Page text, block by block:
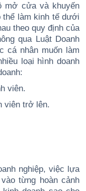
mở cửa và khuyến
thể làm kinh tế dưới
theo quy định của
qua Luật Doanh
cá nhân muốn làm
loại hình doanh
viên.
viên trở lên.
nghiệp, việc lựa
từng hoàn cảnh